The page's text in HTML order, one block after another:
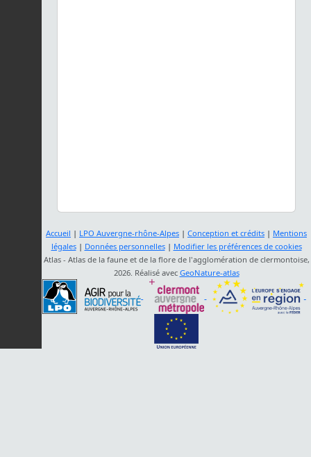
Accueil | LPO Auvergne-rhône-Alpes | Conception et crédits | Mentions
légales| Données personnelles| Modifier les préférences de cookies
Atlas - Atlas de la faune et de la flore de l'agglomération de clermontoise,
2026. Réalisé avec GeoNature-atlas